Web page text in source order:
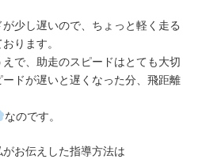
少し遅いので、ちょっと軽く走る
ります。
で、助走のスピードはとても大切
ドが遅いと遅くなった分、飛距離
なのです。
お伝えした指導方法は